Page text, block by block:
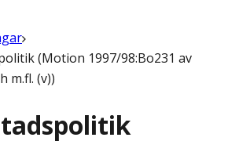
(Motion 1997/98:Bo231 av
m.fl. (v))